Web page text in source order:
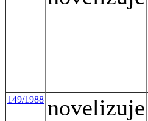
149/1988 novelizuje